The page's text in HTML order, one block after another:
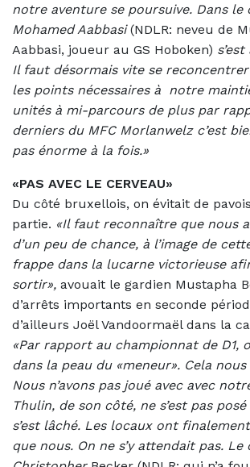
notre aventure se poursuive. Dans le
Mohamed Aabbasi(NDLR: neveu de
Aabbasi, joueur au GS Hoboken)
Il faut désormais vite se
les points nécessaires à notre
unités à mi-parcours de plus par
derniers du MFC Morlanwelz c’est
pas énorme à la fois.»
«PAS AVEC LE CERVEAU»
Du côté bruxellois, on évitait de
partie. «Il faut reconnaître que nous
d’un peu de chance, à l’image de
frappe dans la lucarne victorieuse
sortir», avouait le gardien Mustapha
d’arrêts importants en seconde
d’ailleurs Joël Vandoormaël dans la
«Par rapport au championnat de D1,
dans la peau du «meneur». Cela
Nous n’avons pas joué avec avec
Thulin, de son côté, ne s’est pas
s’est lâché. Les locaux ont
que nous. On ne s’y attendait pas. Le